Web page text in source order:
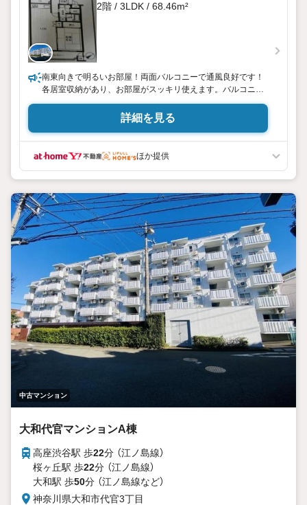
2階 / 3LDK / 68.46m²
南東向きで明るいお部屋！両面バルコニーで通風良好です！
各居室収納があり、お部屋がスッキリ使えます。バルコニー
には物置も付いています！あるとうれしい、和室のある間取
◆ご見学について◆
平日、土日、早朝、夜間いつでもご見学可能です。
ご自宅までの送迎等、お気軽にご相談ください。
◆店舗について◆
・店舗前お客様専用駐車場10台完備
・個室3部屋、キッズスペース、ベビーベッド、その他アメ
・20種類以上の豊富なドリンクご用意ございます！
・わたあめやポップコーンの配布など、定期的にイベント開
催！
◆アフターサービス◆
・スポーツ観戦や劇場のチケットプレゼント
・定期メンテナンスのご案内
・火災保険の見直し
・ファイナンシャルプランナー・行政書士相談 など
審査は簡単！回答は最短1日で出ます！
お気軽にご連絡ください。
詳細を見る
ほか提供
中古マンション
大和代官マンションA棟
高座渋谷駅 歩22分 （江ノ島線）
桜ヶ丘駅 歩22分 （江ノ島線）
大和駅 歩50分 （江ノ島線など）
神奈川県大和市代官3丁目